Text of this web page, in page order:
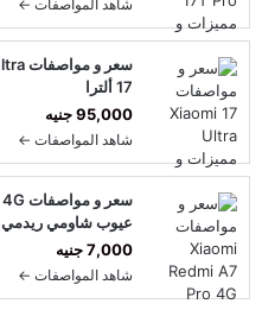
شاهد المواصفات ←
17 ألترا
95,000 جنيه
شاهد المواصفات ←
عيوب شاومي ريدمي A7 برو 4G
7,000 جنيه
شاهد المواصفات ←